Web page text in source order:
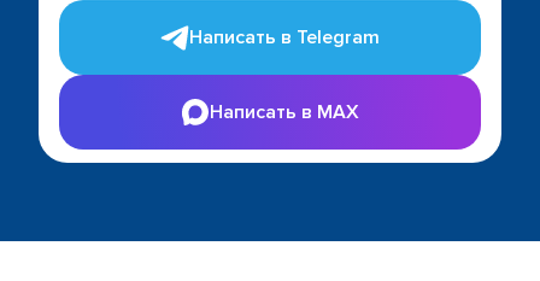
Написать в Telegram
Написать в MAX